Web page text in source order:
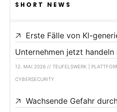
SHORT NEWS
Erste Fälle von KI-
Unternehmen jetzt handeln
12. MAI 2026 // TEUFELSWERK |
CYBERSECURITY
Wachsende Gefahr